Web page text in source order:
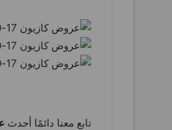
تابع معنا دائمًا أحدث